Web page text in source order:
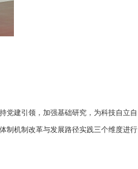
党建引领，加强基础研究，为科技自立自
制机制改革与发展路径实践三个维度进行